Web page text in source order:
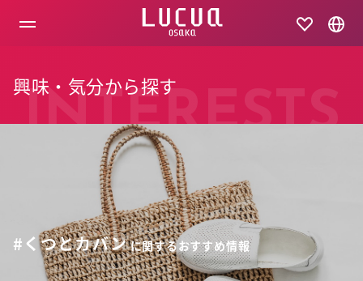
興味・気分から探す
INTERESTS
#くつとカバンに関するおすすめ情報